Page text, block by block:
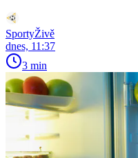
SportyŽivě
dnes, 11:37
3 min